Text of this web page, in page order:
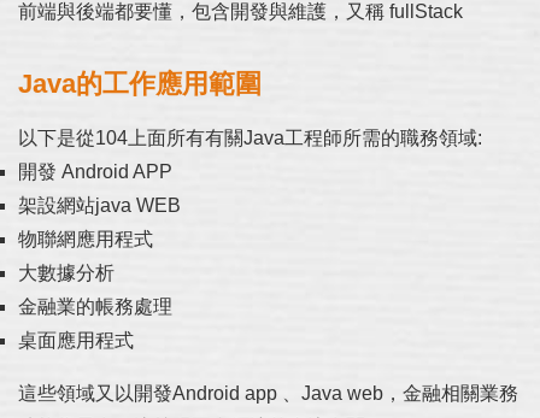
前端與後端都要懂，包含開發與維護，又稱 fullStack
Java的工作應用範圍
以下是從104上面所有有關Java工程師所需的職務領域:
開發 Android APP
架設網站java WEB
物聯網應用程式
大數據分析
金融業的帳務處理
桌面應用程式
這些領域又以開發Android app 、Java web，金融相關業務